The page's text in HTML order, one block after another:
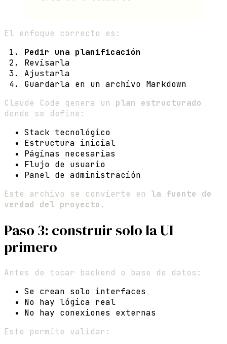
El enfoque correcto es:
Pedir una planificación
Revisarla
Ajustarla
Guardarla en un archivo Markdown
Claude Code genera un plan estructurado
donde se define:
Stack tecnológico
Estructura inicial
Páginas necesarias
Flujo de usuario
Panel de administración
Este archivo se convierte en la fuente de
verdad del proyecto .
Paso 3: construir solo la UI
primero
Antes de tocar backend o base de datos:
Se crean solo interfaces
No hay lógica real
No hay conexiones externas
Esto permite validar: